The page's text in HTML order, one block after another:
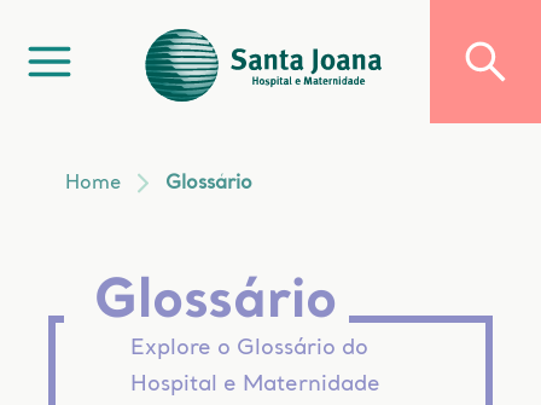
Home Glossário
Glossário
Explore o Glossário do
Hospital e Maternidade